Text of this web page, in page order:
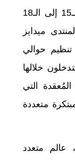
الأوجه” تحتضن مدينة طنجة من الـ15 إلى الـ18
من نونبر المُقبل، النسخة الـ15 لمنتدى ميدايز
حوالي
خلالها
المُعقدة التي
متعددة
عالم متعدد